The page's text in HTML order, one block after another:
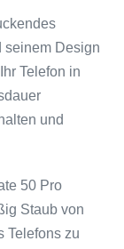
seinem Design
Telefon in
und
50 Pro
Staub von
Telefons zu